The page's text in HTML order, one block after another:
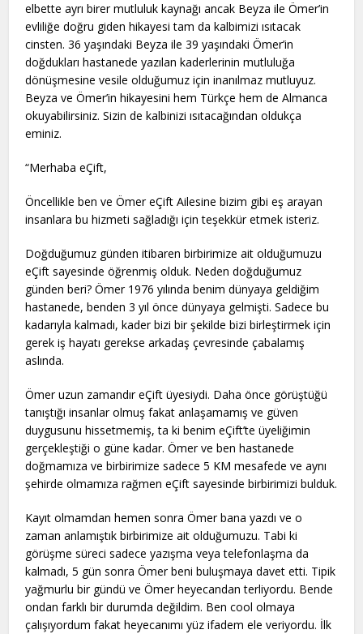
elbette ayrı birer mutluluk kaynağı ancak Beyza ile Ömer’in
evliliğe doğru giden hikayesi tam da kalbimizi ısıtacak
cinsten. 36 yaşındaki Beyza ile 39 yaşındaki Ömer’in
doğdukları hastanede yazılan kaderlerinin mutluluğa
dönüşmesine vesile olduğumuz için inanılmaz mutluyuz.
Beyza ve Ömer’in hikayesini hem Türkçe hem de Almanca
okuyabilirsiniz. Sizin de kalbinizi ısıtacağından oldukça
eminiz.
“Merhaba eÇift,
Öncellikle ben ve Ömer eÇift Ailesine bizim gibi eş arayan
insanlara bu hizmeti sağladığı için teşekkür etmek isteriz.
Doğduğumuz günden itibaren birbirimize ait olduğumuzu
eÇift sayesinde öğrenmiş olduk. Neden doğduğumuz
günden beri? Ömer 1976 yılında benim dünyaya geldiğim
hastanede, benden 3 yıl önce dünyaya gelmişti. Sadece bu
kadarıyla kalmadı, kader bizi bir şekilde bizi birleştirmek için
gerek iş hayatı gerekse arkadaş çevresinde çabalamış
aslında.
Ömer uzun zamandır eÇift üyesiydi. Daha önce görüştüğü
tanıştığı insanlar olmuş fakat anlaşamamış ve güven
duygusunu hissetmemiş, ta ki benim eÇift’te üyeliğimin
gerçekleştiği o güne kadar. Ömer ve ben hastanede
doğmamıza ve birbirimize sadece 5 KM mesafede ve aynı
şehirde olmamıza rağmen eÇift sayesinde birbirimizi bulduk.
Kayıt olmamdan hemen sonra Ömer bana yazdı ve o
zaman anlamıştık birbirimize ait olduğumuzu. Tabi ki
görüşme süreci sadece yazışma veya telefonlaşma da
kalmadı, 5 gün sonra Ömer beni buluşmaya davet etti. Tipik
yağmurlu bir gündü ve Ömer heyecandan terliyordu. Bende
ondan farklı bir durumda değildim. Ben cool olmaya
çalışıyordum fakat heyecanımı yüz ifadem ele veriyordu. İlk